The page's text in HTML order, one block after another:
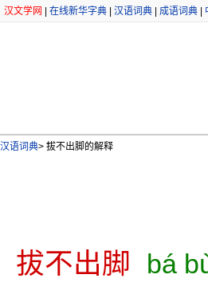
汉文学网 在线新华字典 汉语词典 成语词典
汉语词典> 拔不出脚的解释
拔不出脚 bá